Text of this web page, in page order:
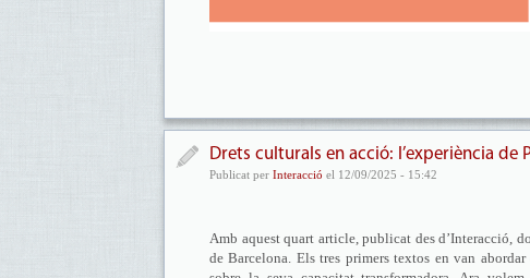
Drets culturals en acció: l’experiència de
Publicat per Interacció el 12/09/2025 - 15:42
Amb aquest quart article, publicat des d’Interacció,
de Barcelona. Els tres primers textos en van